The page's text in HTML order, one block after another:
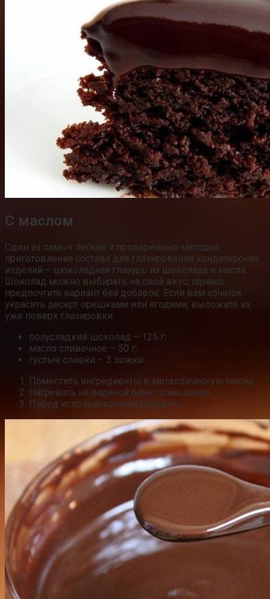
С маслом
Один из самых легких и проверенных методов
приготовления состава для глазирования кондитерских
изделий – шоколадная глазурь из шоколада и масла.
Шоколад можно выбирать на свой вкус, однако
предпочтите вариант без добавок. Если вам хочется
украсить десерт орешками или ягодами, выложите их
уже поверх глазировки.
полусладкий шоколад – 125 г;
масло сливочное – 50 г;
густые сливки – 3 ложки.
Поместить ингредиенты в металлическую миску.
Нагревать на водяной бане, помешивая.
Перед использованием охладить.